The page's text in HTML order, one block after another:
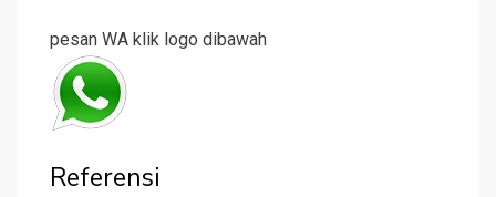
pesan WA klik logo dibawah
Referensi